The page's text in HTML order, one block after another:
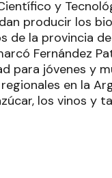
y
producir los
la provincia
Fernández
para jóvenes y
en la
los vinos